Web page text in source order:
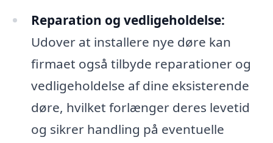
Reparation og vedligeholdelse:
Udover at installere nye døre kan
firmaet også tilbyde reparationer og
vedligeholdelse af dine eksisterende
døre, hvilket forlænger deres levetid
og sikrer handling på eventuelle